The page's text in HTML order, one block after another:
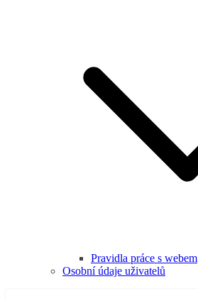
Pravidla práce s webem
Osobní údaje uživatelů